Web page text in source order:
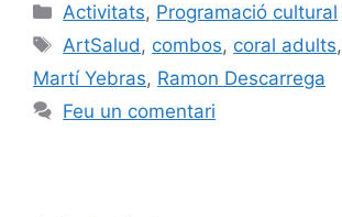
Activitats, Programació cultural
ArtSalud, combos, coral adults,
Martí Yebras, Ramon Descarrega
Feu un comentari